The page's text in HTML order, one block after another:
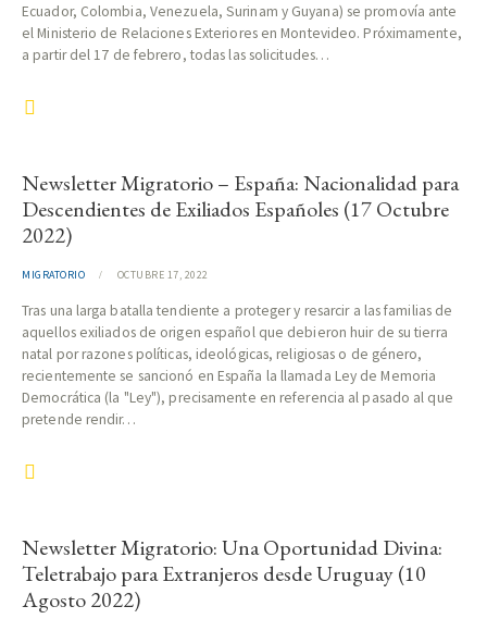
Ecuador, Colombia, Venezuela, Surinam y Guyana) se promovía ante
el Ministerio de Relaciones Exteriores en Montevideo. Próximamente,
a partir del 17 de febrero, todas las solicitudes…
Newsletter Migratorio – España: Nacionalidad para
Descendientes de Exiliados Españoles (17 Octubre
2022)
MIGRATORIO OCTUBRE 17, 2022
Tras una larga batalla tendiente a proteger y resarcir a las familias de
aquellos exiliados de origen español que debieron huir de su tierra
natal por razones políticas, ideológicas, religiosas o de género,
recientemente se sancionó en España la llamada Ley de Memoria
Democrática (la "Ley"), precisamente en referencia al pasado al que
pretende rendir…
Newsletter Migratorio: Una Oportunidad Divina:
Teletrabajo para Extranjeros desde Uruguay (10
Agosto 2022)